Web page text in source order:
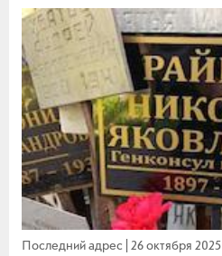
Последний адрес 26 октября 2025